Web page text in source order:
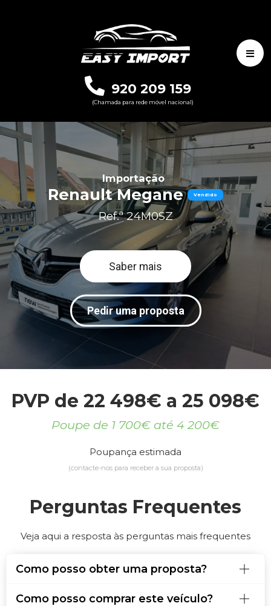
920 209 159
(Chamada para rede móvel nacional)
Importação
Renault Megane Vendido
Ref.ª 24M0SZ
Saber mais
Pedir uma proposta
PVP de 22 498€ a 25 098€
Poupe de 1 700€ até 4 200€
Poupança estimada
(contacte-nos para receber a sua proposta)
Perguntas Frequentes
Veja aqui a resposta às perguntas mais frequentes
Como posso obter uma proposta?
Como posso comprar este veículo?